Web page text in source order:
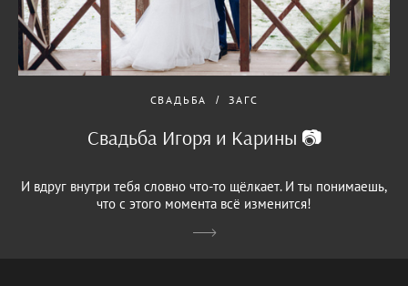
СВАДЬБА ЗАГС
Свадьба Игоря и Карины 📷
И вдруг внутри тебя словно что-то щёлкает. И ты понимаешь,
что с этого момента всё изменится!